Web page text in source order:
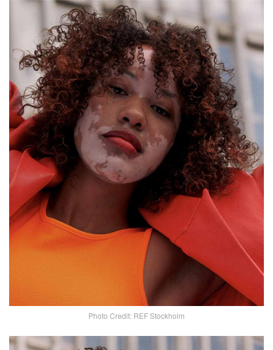
Photo Credit: REF Stockholm